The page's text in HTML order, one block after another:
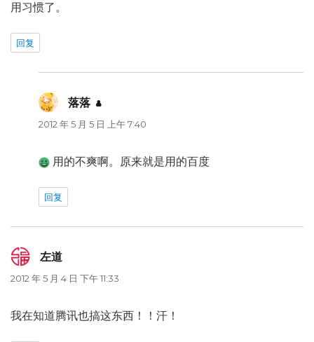
用习惯了。
回复
落落 说
道：
2012 年 5 月 5 日 上午 7:40
用的不爽啊。原来就是用的百度
回复
左道
道：
2012 年 5 月 4 日 下午 11:33
我在知道腾讯也搞这东西！！汗！